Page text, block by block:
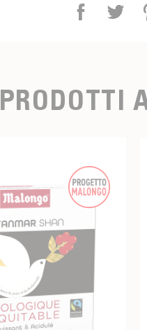
PRODOTTI